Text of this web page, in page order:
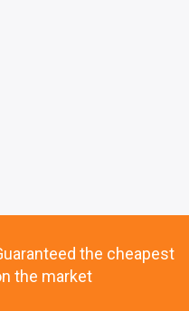
the cheapest
the market